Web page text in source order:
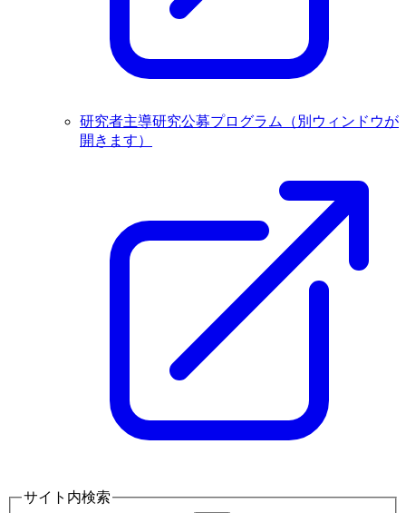
研究者主導研究公募プログラム
（別ウィンドウが
開きます）
サイト内検索